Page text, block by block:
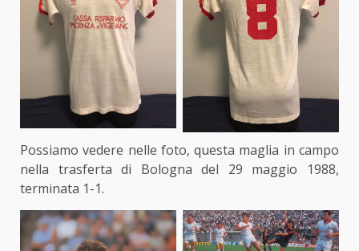
Possiamo vedere nelle foto, questa maglia in campo
nella trasferta di Bologna del 29 maggio 1988,
terminata 1-1.